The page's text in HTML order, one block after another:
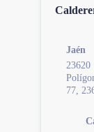
Jaén
23620
77,